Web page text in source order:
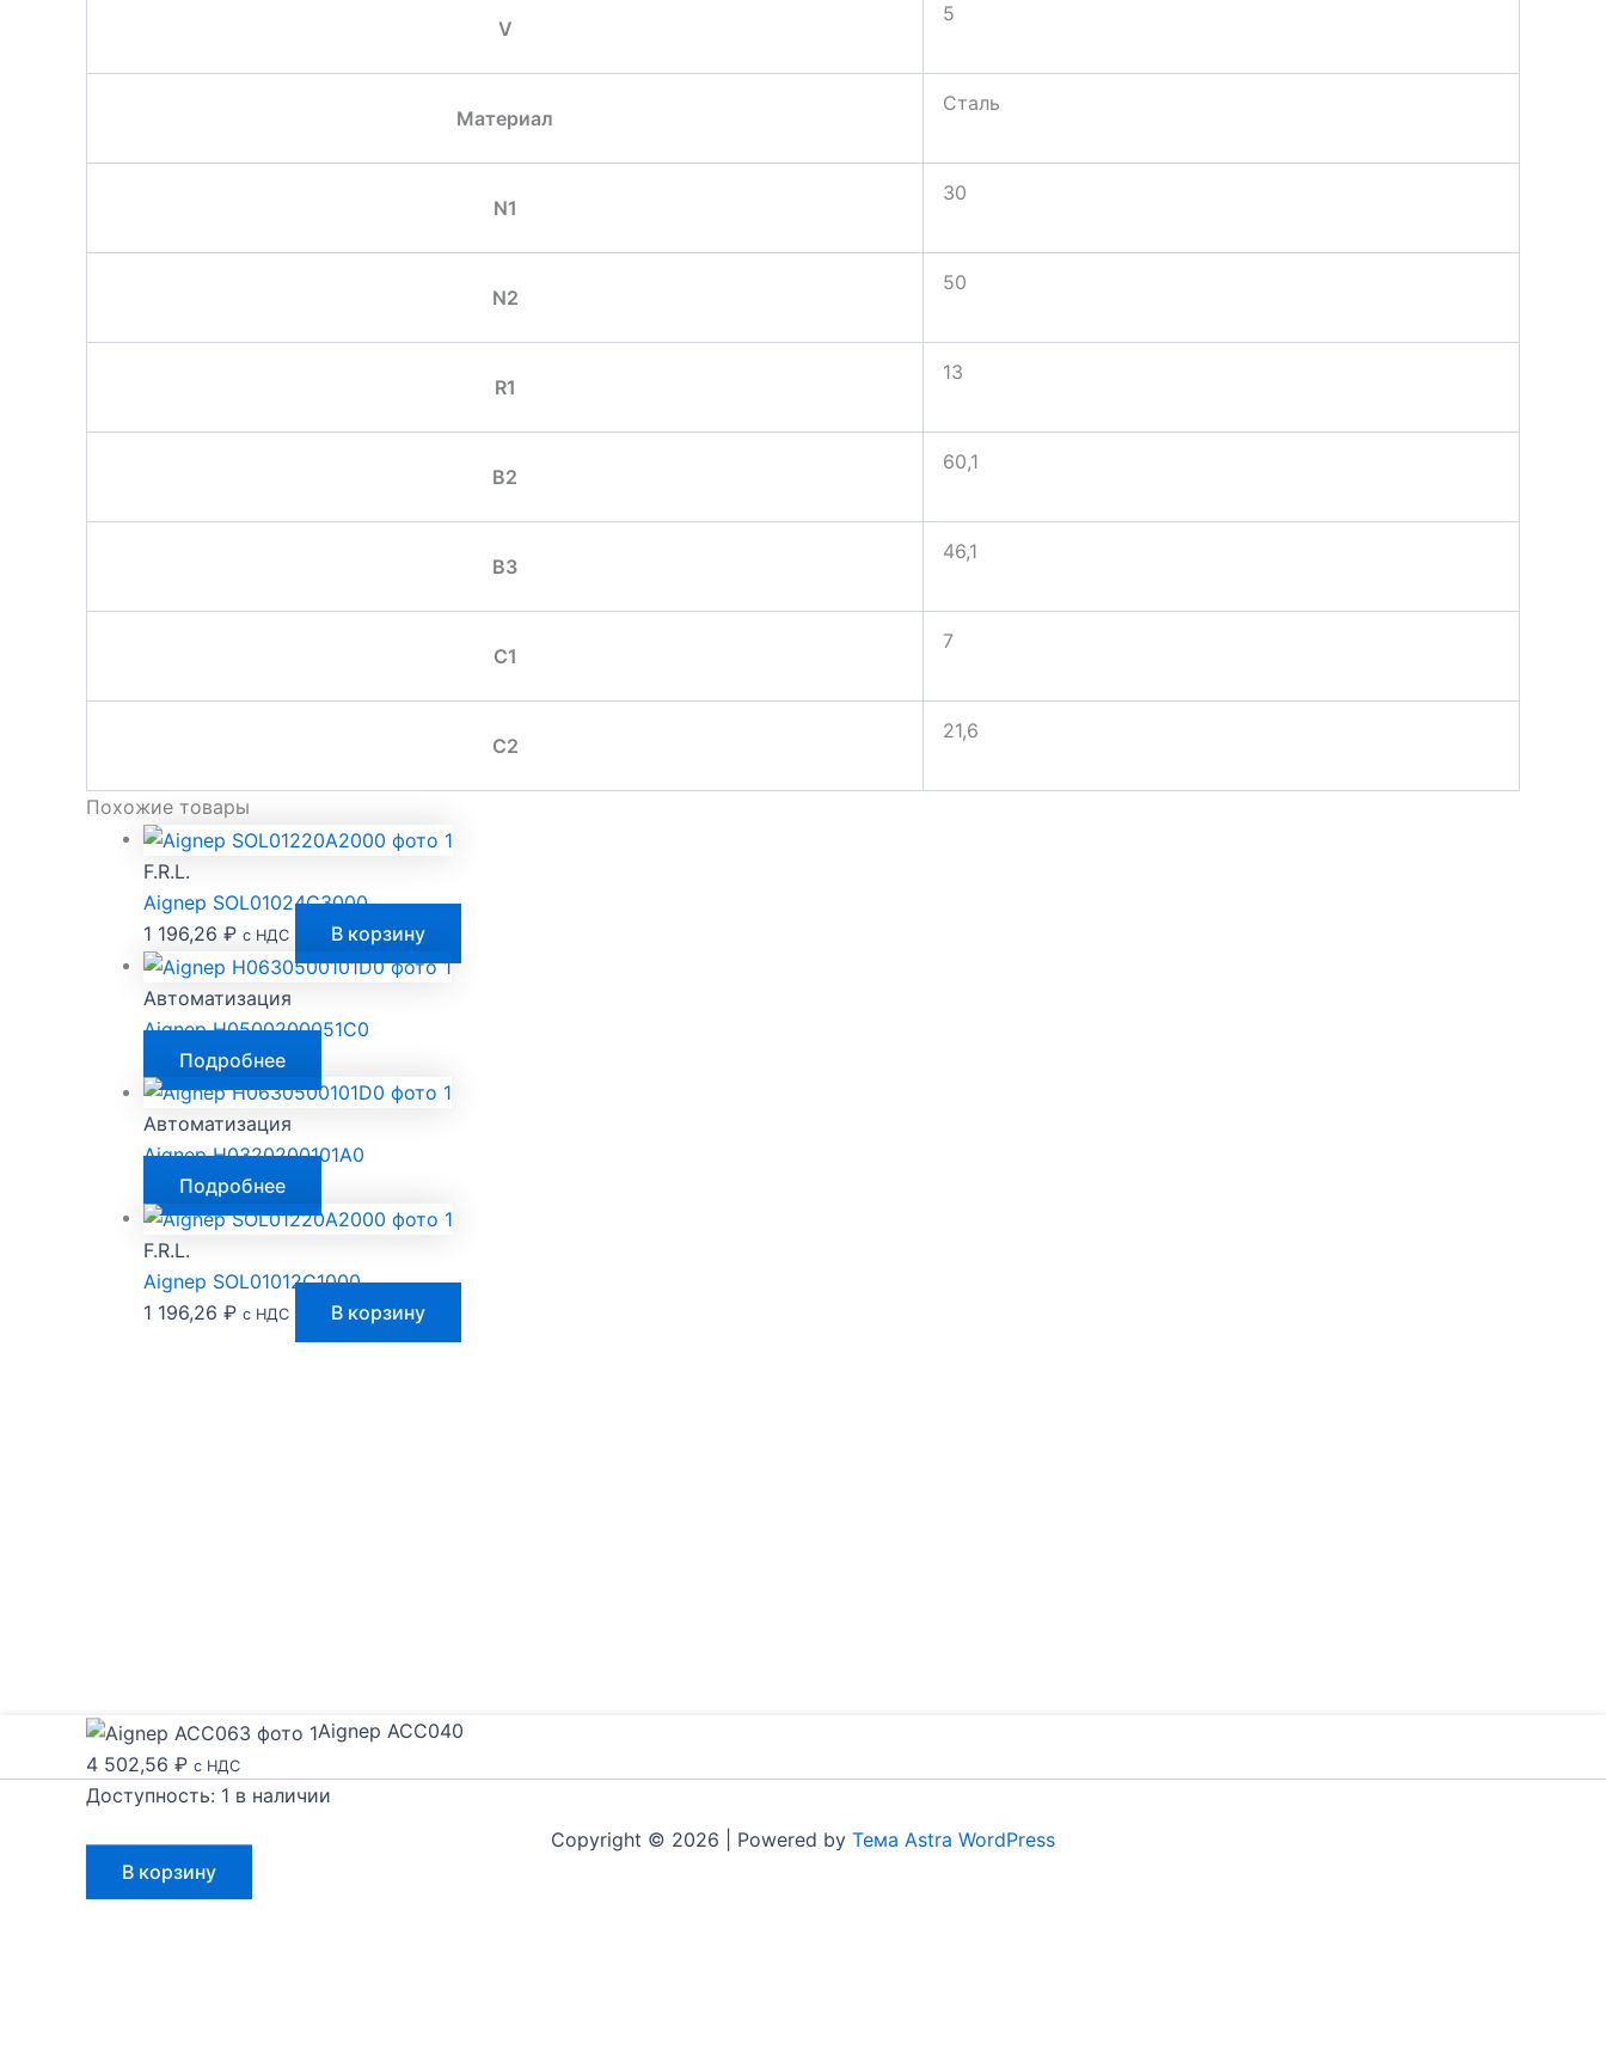
V
5
Материал
Сталь
N1
30
N2
50
R1
13
B2
60,1
B3
46,1
C1
7
C2
21,6
Похожие товары
F.R.L.
Aignep SOL01024C3000
1 196,26 ₽ с НДС В корзину
Автоматизация
Aignep H0500200051C0
Подробнее
Автоматизация
Aignep H0320200101A0
Подробнее
F.R.L.
Aignep SOL01012C1000
1 196,26 ₽ с НДС В корзину
Copyright © 2026 | Powered by Тема Astra WordPress
Aignep ACC040
4 502,56 ₽ с НДС
Доступность: 1 в наличии
товара
Aignep
В корзину